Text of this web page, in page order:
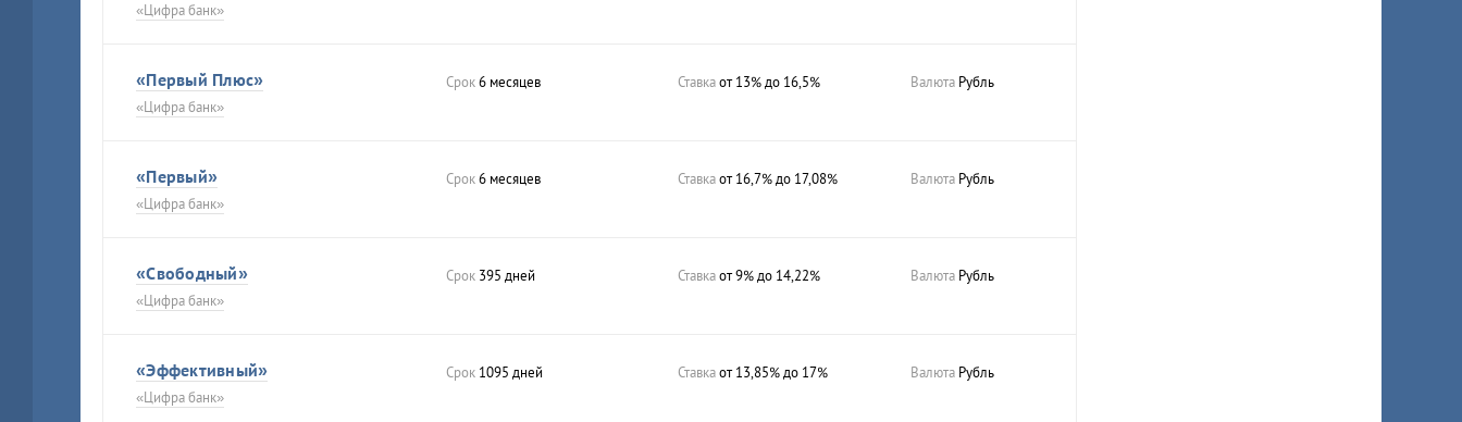
«Цифра банк»
«Первый Плюс»
«Цифра банк»
Срок6 месяцев Ставкаот 13% до 16,5% ВалютаРубль
«Первый»
«Цифра банк»
Срок6 месяцев Ставкаот 16,7% до 17,08% ВалютаРубль
«Свободный»
«Цифра банк»
Срок395 дней Ставкаот 9% до 14,22% ВалютаРубль
«Эффективный»
«Цифра банк»
Срок1095 дней Ставкаот 13,85% до 17% ВалютаРубль